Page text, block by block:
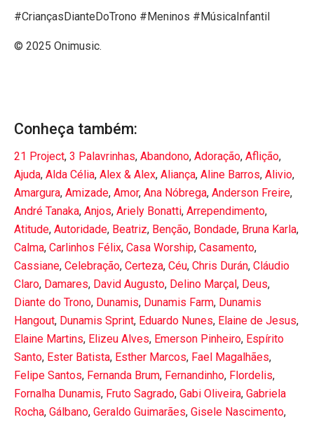
#CriançasDianteDoTrono #Meninos #MúsicaInfantil
© 2025 Onimusic.
Conheça também:
21 Project, 3 Palavrinhas, Abandono, Adoração, Aflição,
Ajuda, Alda Célia, Alex & Alex, Aliança, Aline Barros, Alivio,
Amargura, Amizade, Amor, Ana Nóbrega, Anderson Freire,
André Tanaka, Anjos, Ariely Bonatti, Arrependimento,
Atitude, Autoridade, Beatriz, Benção, Bondade, Bruna Karla,
Calma, Carlinhos Félix, Casa Worship, Casamento,
Cassiane, Celebração, Certeza, Céu, Chris Durán, Cláudio
Claro, Damares, David Augusto, Delino Marçal, Deus,
Diante do Trono, Dunamis, Dunamis Farm, Dunamis
Hangout, Dunamis Sprint, Eduardo Nunes, Elaine de Jesus,
Elaine Martins, Elizeu Alves, Emerson Pinheiro, Espírito
Santo, Ester Batista, Esther Marcos, Fael Magalhães,
Felipe Santos, Fernanda Brum, Fernandinho, Flordelis,
Fornalha Dunamis, Fruto Sagrado, Gabi Oliveira, Gabriela
Rocha, Gálbano, Geraldo Guimarães, Gisele Nascimento,